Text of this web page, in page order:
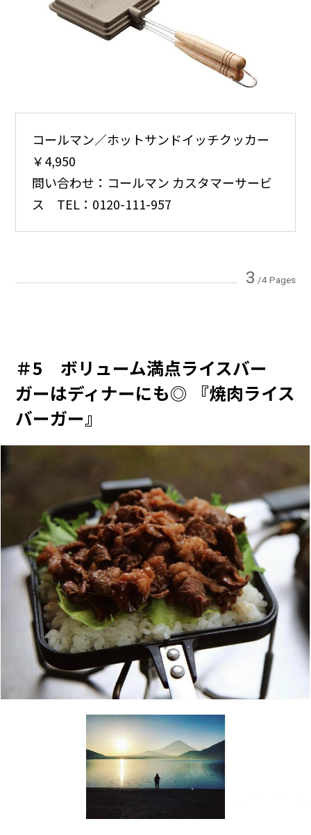
コールマン／ホットサンドイッチクッカー
￥4,950
問い合わせ：コールマン カスタマーサービ
ス TEL：0120-111-957
3 /4 Pages
＃5 ボリューム満点ライスバー
ガーはディナーにも◎ 『焼肉ライス
バーガー』